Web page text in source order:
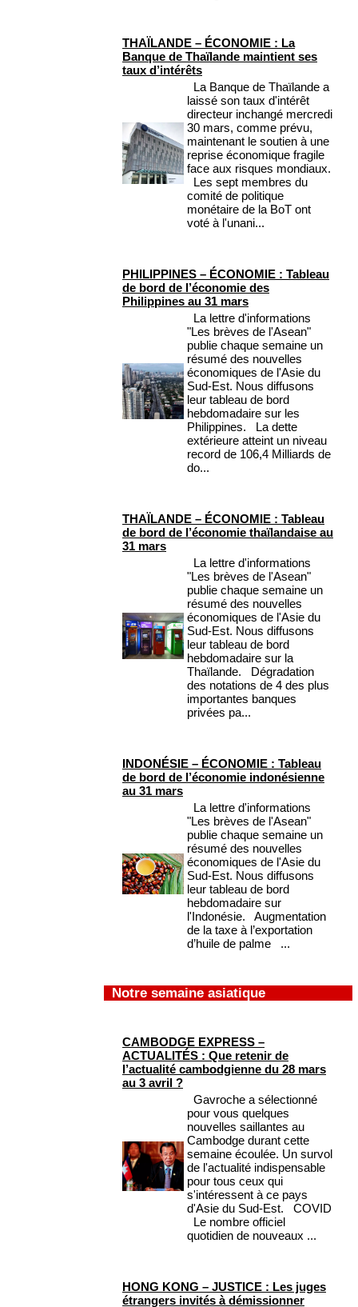
THAÏLANDE – ÉCONOMIE : La
Banque de Thaïlande maintient ses
taux d’intérêts
La Banque de Thaïlande a
laissé son taux d'intérêt
directeur inchangé mercredi
30 mars, comme prévu,
maintenant le soutien à une
reprise économique fragile
face aux risques mondiaux.
Les sept membres du
comité de politique
monétaire de la BoT ont
voté à l'unani...
PHILIPPINES – ÉCONOMIE : Tableau
de bord de l’économie des
Philippines au 31 mars
La lettre d'informations
"Les brèves de l'Asean"
publie chaque semaine un
résumé des nouvelles
économiques de l'Asie du
Sud-Est. Nous diffusons
leur tableau de bord
hebdomadaire sur les
Philippines. La dette
extérieure atteint un niveau
record de 106,4 Milliards de
do...
THAÏLANDE – ÉCONOMIE : Tableau
de bord de l’économie thaïlandaise au
31 mars
La lettre d'informations
"Les brèves de l'Asean"
publie chaque semaine un
résumé des nouvelles
économiques de l'Asie du
Sud-Est. Nous diffusons
leur tableau de bord
hebdomadaire sur la
Thaïlande. Dégradation
des notations de 4 des plus
importantes banques
privées pa...
INDONÉSIE – ÉCONOMIE : Tableau
de bord de l’économie indonésienne
au 31 mars
La lettre d'informations
"Les brèves de l'Asean"
publie chaque semaine un
résumé des nouvelles
économiques de l'Asie du
Sud-Est. Nous diffusons
leur tableau de bord
hebdomadaire sur
l'Indonésie. Augmentation
de la taxe à l’exportation
d’huile de palme ...
Notre semaine asiatique
CAMBODGE EXPRESS –
ACTUALITÉS : Que retenir de
l’actualité cambodgienne du 28 mars
au 3 avril ?
Gavroche a sélectionné
pour vous quelques
nouvelles saillantes au
Cambodge durant cette
semaine écoulée. Un survol
de l'actualité indispensable
pour tous ceux qui
s'intéressent à ce pays
d'Asie du Sud-Est. COVID
Le nombre officiel
quotidien de nouveaux ...
HONG KONG – JUSTICE : Les juges
étrangers invités à démissionner